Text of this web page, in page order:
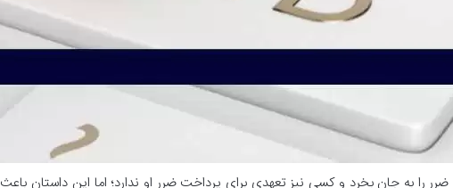
ضرر را به جان بخرد و کسی نیز تعهدی برای پرداخت ضرر او ندارد؛ اما این داستان